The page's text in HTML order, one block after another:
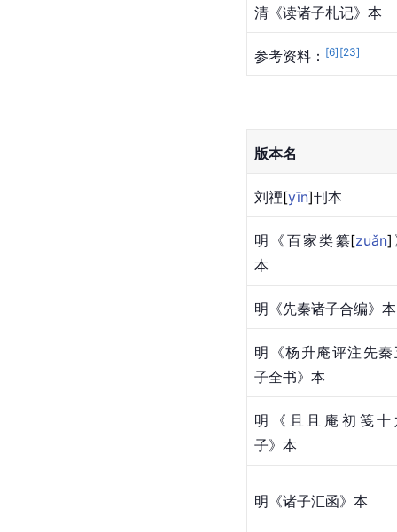
清《读诸子札记》本
参考资料： [6] [23]
版本名
刘禋[yīn]刊本
明《百家类纂[zuǎn]
本
明《先秦诸子合编》本
明《杨升庵评注先秦
子全书》本
明《且且庵初笺十
子》本
明《诸子汇函》本